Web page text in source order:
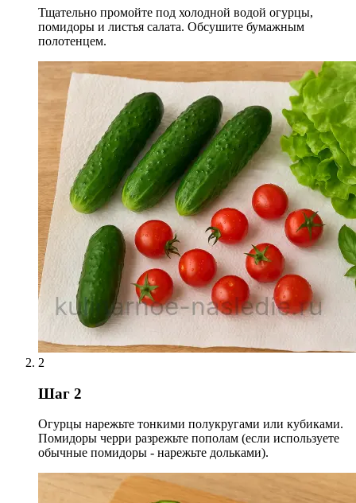
Тщательно промойте под холодной водой огурцы,
помидоры и листья салата. Обсушите бумажным
полотенцем.
2
Шаг 2
Огурцы нарежьте тонкими полукругами или кубиками.
Помидоры черри разрежьте пополам (если используете
обычные помидоры - нарежьте дольками).